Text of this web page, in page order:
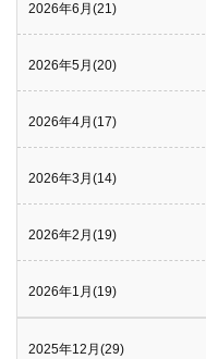
2026年6月(21)
2026年5月(20)
2026年4月(17)
2026年3月(14)
2026年2月(19)
2026年1月(19)
2025年12月(29)